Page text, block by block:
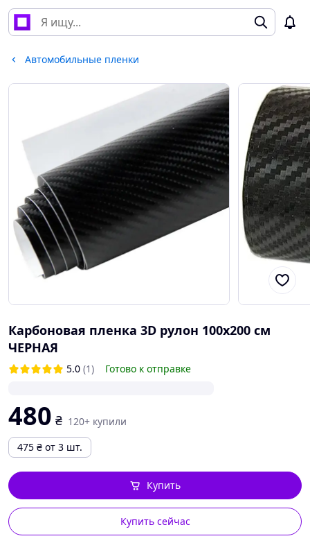
Автомобильные пленки
Карбоновая пленка 3D рулон 100х200 см
ЧЕРНАЯ
5.0 (1) Готово к отправке
480 ₴ 120+ купили
475 ₴ от 3 шт.
Купить сейчас
Купить